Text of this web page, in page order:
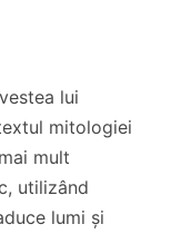
lui
mitologiei
mult
utilizând
lumi și